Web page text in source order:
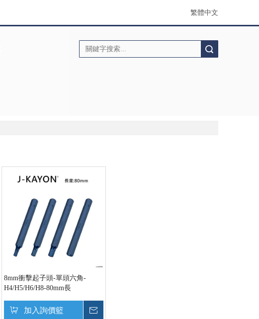
繁體中文
8mm衝擊起子頭-單頭六角-
H4/H5/H6/H8-80mm長
加入詢價籃